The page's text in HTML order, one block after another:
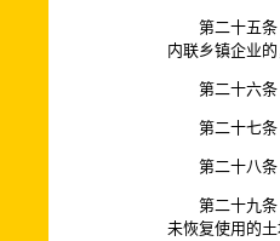
第二十五条
内联乡镇企业的
第二十六条
第二十七条
第二十八条
第二十九条
未恢复使用的